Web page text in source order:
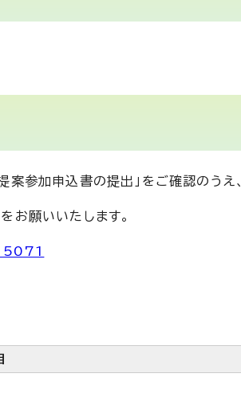
参加申込書の提出」をご確認のうえ
お願いいたします。